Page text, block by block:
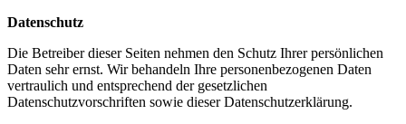
Datenschutz
Die Betreiber dieser Seiten nehmen den Schutz Ihrer persönlichen
Daten sehr ernst. Wir behandeln Ihre personenbezogenen Daten
vertraulich und entsprechend der gesetzlichen
Datenschutzvorschriften sowie dieser Datenschutzerklärung.